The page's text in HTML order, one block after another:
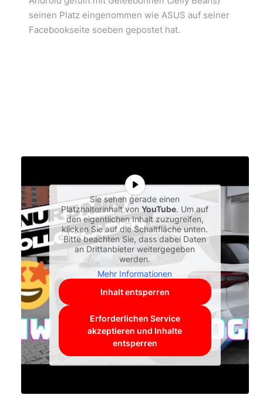
seinen Platz eingenommen wie ASUS auf seiner
Facebookseite soeben gepostet hat.
Sie sehen gerade einen
Platzhalterinhalt vonYouTube. Um auf
den eigentlichen Inhalt zuzugreifen,
klicken Sie auf die Schaltfläche unten.
Bitte beachten Sie, dass dabei Daten
an Drittanbieter weitergegeben
werden.
Mehr Informationen
Inhalt entsperren
Erforderlichen Service
akzeptieren und Inhalte
entsperren